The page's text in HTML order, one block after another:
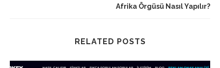
Afrika Örgüsü Nasıl Yapılır?
RELATED POSTS